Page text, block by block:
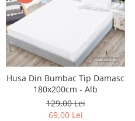
Husa Din Bumbac Tip Damasc
180x200cm - Alb
129,00 Lei
69,00 Lei